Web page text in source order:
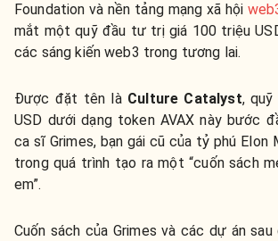
Foundation và nền tảng mạng xã hội
mắt một quỹ đầu tư trị giá 100 triệu
các sáng kiến web3 trong tương lai.
Được đặt tên là Culture Catalyst,
USD dưới dạng token AVAX này bước
ca sĩ Grimes, bạn gái cũ của tỷ phú Elon
trong quá trình tạo ra một “cuốn sách
em”.
Cuốn sách của Grimes và các dự án